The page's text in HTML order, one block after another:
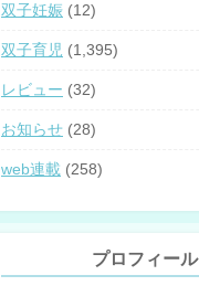
双子妊娠 (12)
双子育児 (1,395)
レビュー (32)
お知らせ (28)
web連載 (258)
プロフィール